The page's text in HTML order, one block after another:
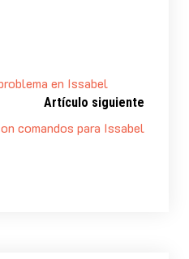
en Issabel
Artículo siguiente
comandos para Issabel